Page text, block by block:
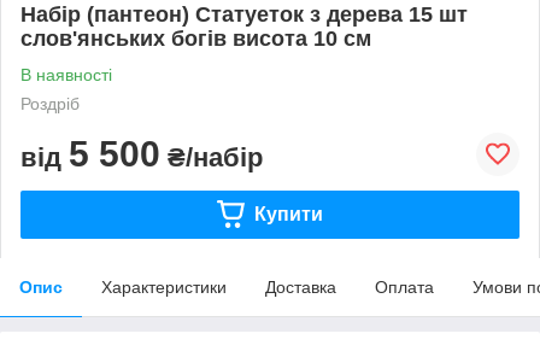
Набір (пантеон) Статуеток з дерева 15 шт
слов'янських богів висота 10 см
В наявності
Роздріб
від 5 500 ₴/набір
Купити
Опис Характеристики Доставка Оплата Умови